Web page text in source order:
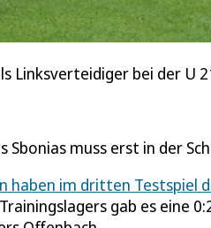
Linksverteidiger bei der U
Sbonias muss erst in der
haben im dritten
gab es eine